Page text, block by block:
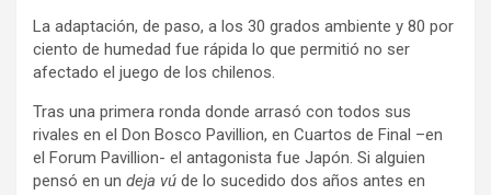
La adaptación, de paso, a los 30 grados ambiente y 80 por
ciento de humedad fue rápida lo que permitió no ser
afectado el juego de los chilenos.
Tras una primera ronda donde arrasó con todos sus
rivales en el Don Bosco Pavillion, en Cuartos de Final –en
el Forum Pavillion- el antagonista fue Japón. Si alguien
pensó en un deja vú de lo sucedido dos años antes en